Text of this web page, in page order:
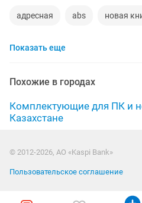
адресная abs новая
Показать еще
Похожие в городах
Комплектующие для ПК и
Казахстане
© 2012-2026, АО «Kaspi Bank»
Пользовательское соглашение